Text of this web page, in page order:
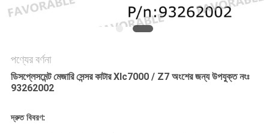
পণ্যের বর্ণনা
ডিসপ্লেসমেন্ট মেজারি সেন্সর কাটার Xlc7000 / Z7 অংশের জন্য উপযুক্ত নংঃ
93262002
দ্রুত বিবরণ: